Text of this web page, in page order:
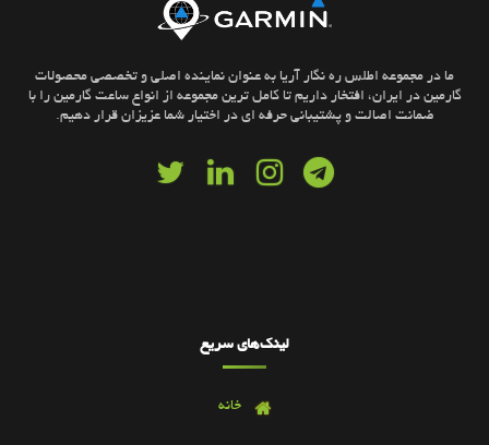
ما در مجموعه اطلس ره نگار آریا به عنوان نماینده اصلی و تخصصی محصولات
گارمین در ایران، افتخار داریم تا کامل ترین مجموعه از انواع ساعت گارمین را با
ضمانت اصالت و پشتیبانی حرفه ای در اختیار شما عزیزان قرار دهیم.
لینک‌های سریع
خانه